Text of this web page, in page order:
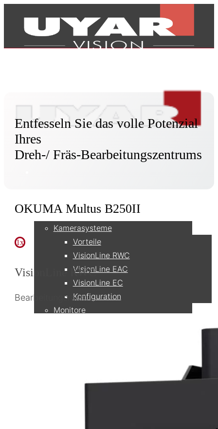
Kamerasysteme
Vorteile
VisionLine RWC
VisionLine EAC
VisionLine EC
Konfiguration
Monitore
Entfesseln Sie das volle Potenzial
Ihres
Dreh-/ Fräs-Bearbeitungszentrums
OKUMA Multus B250II
1x
VisionLine RWC
Bearbeitungsraum